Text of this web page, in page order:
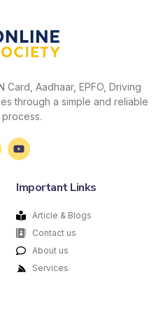
Aadhaar, EPFO, Driving
through a simple and reliable
Important Links
Article & Blogs
Contact us
About us
Services